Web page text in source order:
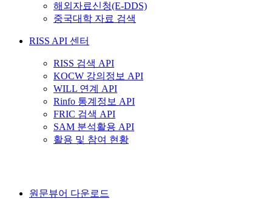
해외자료신청(E-DDS)
중국대학 자료 검색
RISS API 센터
RISS 검색 API
KOCW 강의정보 API
WILL 연계 API
Rinfo 통계정보 API
FRIC 검색 API
SAM 분석활용 API
활용 및 참여 현황
원문뷰어 다운로드